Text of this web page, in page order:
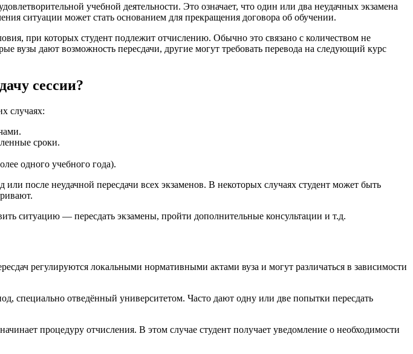
учебной деятельности. Это означает, что один или два неудачных экзамена
ситуации может стать основанием для прекращения договора об обучении.
при которых студент подлежит отчислению. Обычно это связано с количеством не
вузы дают возможность пересдачи, другие могут требовать перевода на следующий курс
сессии?
случаях:
сроки.
одного учебного года).
после неудачной пересдачи всех экзаменов. В некоторых случаях студент может быть
ситуацию — пересдать экзамены, пройти дополнительные консультации и т.д.
регулируются локальными нормативными актами вуза и могут различаться в зависимости
специально отведённый университетом. Часто дают одну или две попытки пересдать
процедуру отчисления. В этом случае студент получает уведомление о необходимости